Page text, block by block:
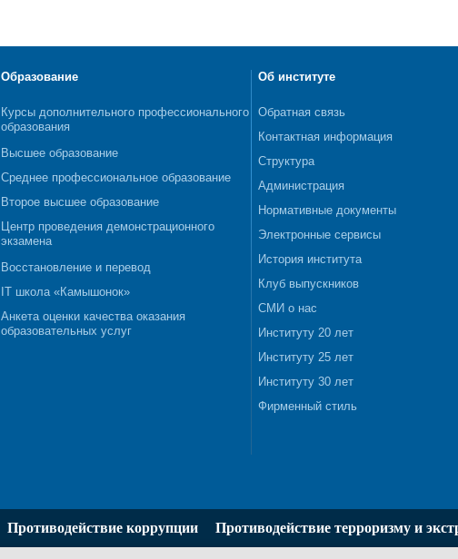
Образование
Курсы дополнительного профессионального
образования
Высшее образование
Среднее профессиональное образование
Второе высшее образование
Центр проведения демонстрационного
экзамена
Восстановление и перевод
IT школа «Камышонок»
Анкета оценки качества оказания
образовательных услуг
Об институте
Обратная связь
Контактная информация
Структура
Администрация
Нормативные документы
Электронные сервисы
История института
Клуб выпускников
СМИ о нас
Институту 20 лет
Институту 25 лет
Институту 30 лет
Фирменный стиль
Противодействие коррупции Противодействие терроризму и